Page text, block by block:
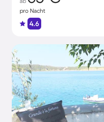
pro Nacht
4.6